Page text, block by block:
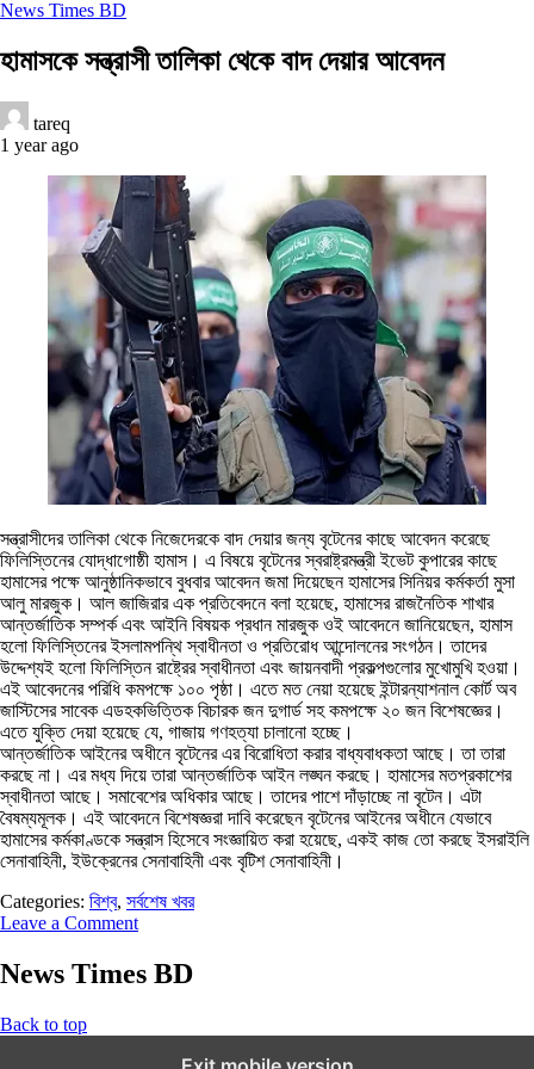
News Times BD
হামাসকে সন্ত্রাসী তালিকা থেকে বাদ দেয়ার আবেদন
tareq
1 year ago
সন্ত্রাসীদের তালিকা থেকে নিজেদেরকে বাদ দেয়ার জন্য বৃটেনের কাছে আবেদন করেছে
ফিলিস্তিনের যোদ্ধাগোষ্ঠী হামাস। এ বিষয়ে বৃটেনের স্বরাষ্ট্রমন্ত্রী ইভেট কুপারের কাছে
হামাসের পক্ষে আনুষ্ঠানিকভাবে বুধবার আবেদন জমা দিয়েছেন হামাসের সিনিয়র কর্মকর্তা মুসা
আলু মারজুক। আল জাজিরার এক প্রতিবেদনে বলা হয়েছে, হামাসের রাজনৈতিক শাখার
আন্তর্জাতিক সম্পর্ক এবং আইনি বিষয়ক প্রধান মারজুক ওই আবেদনে জানিয়েছেন, হামাস
হলো ফিলিস্তিনের ইসলামপন্থি স্বাধীনতা ও প্রতিরোধ আন্দোলনের সংগঠন। তাদের
উদ্দেশ্যই হলো ফিলিস্তিন রাষ্ট্রের স্বাধীনতা এবং জায়নবাদী প্রকল্পগুলোর মুখোমুখি হওয়া।
এই আবেদনের পরিধি কমপক্ষে ১০০ পৃষ্ঠা। এতে মত নেয়া হয়েছে ইন্টারন্যাশনাল কোর্ট অব
জাস্টিসের সাবেক এডহকভিত্তিক বিচারক জন দুগার্ড সহ কমপক্ষে ২০ জন বিশেষজ্ঞের।
এতে যুক্তি দেয়া হয়েছে যে, গাজায় গণহত্যা চালানো হচ্ছে।
আন্তর্জাতিক আইনের অধীনে বৃটেনের এর বিরোধিতা করার বাধ্যবাধকতা আছে। তা তারা
করছে না। এর মধ্য দিয়ে তারা আন্তর্জাতিক আইন লঙ্ঘন করছে। হামাসের মতপ্রকাশের
স্বাধীনতা আছে। সমাবেশের অধিকার আছে। তাদের পাশে দাঁড়াচ্ছে না বৃটেন। এটা
বৈষম্যমূলক। এই আবেদনে বিশেষজ্ঞরা দাবি করেছেন বৃটেনের আইনের অধীনে যেভাবে
হামাসের কর্মকাণ্ডকে সন্ত্রাস হিসেবে সংজ্ঞায়িত করা হয়েছে, একই কাজ তো করছে ইসরাইলি
সেনাবাহিনী, ইউক্রেনের সেনাবাহিনী এবং বৃটিশ সেনাবাহিনী।
Categories: বিশ্ব, সর্বশেষ খবর
Leave a Comment
News Times BD
Back to top